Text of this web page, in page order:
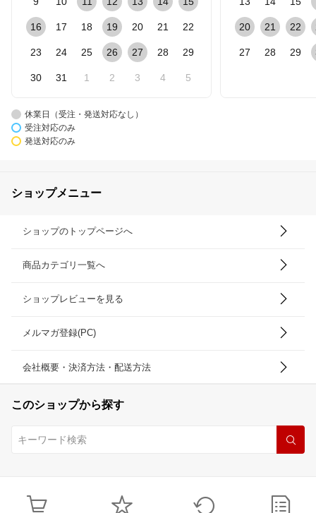
16 17 18 19 20 21 22
23 24 25 26 27 28 29
30 31 1 2 3 4 5
20 21 22
27 28 29
休業日（受注・発送対応なし）
受注対応のみ
発送対応のみ
ショップメニュー
ショップのトップページへ
商品カテゴリ一覧へ
ショップレビューを見る
メルマガ登録(PC)
会社概要・決済方法・配送方法
このショップから探す